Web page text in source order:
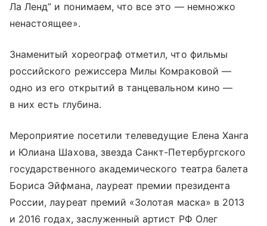
Ла Ленд” и понимаем, что все это — немножко
ненастоящее».
Знаменитый хореограф отметил, что фильмы
российского режиссера Милы Комраковой —
одно из его открытий в танцевальном кино —
в них есть глубина.
Мероприятие посетили телеведущие Елена Ханга
и Юлиана Шахова, звезда Санкт-Петербургского
государственного академического театра балета
Бориса Эйфмана, лауреат премии президента
России, лауреат премий «Золотая маска» в 2013
и 2016 годах, заслуженный артист РФ Олег